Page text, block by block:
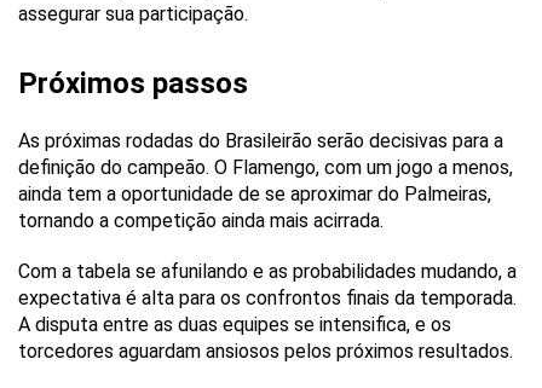
assegurar sua participação.
Próximos passos
As próximas rodadas do Brasileirão serão decisivas para a
definição do campeão. O Flamengo, com um jogo a menos,
ainda tem a oportunidade de se aproximar do Palmeiras,
tornando a competição ainda mais acirrada.
Com a tabela se afunilando e as probabilidades mudando, a
expectativa é alta para os confrontos finais da temporada.
A disputa entre as duas equipes se intensifica, e os
torcedores aguardam ansiosos pelos próximos resultados.